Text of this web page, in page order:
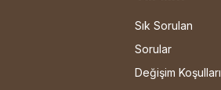
Sık Sorulan
Sorular
Değişim Koşulları